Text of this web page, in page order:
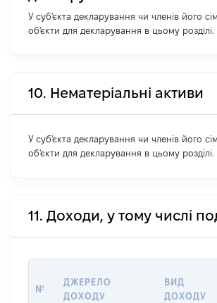
У суб'єкта декларування чи членів його
об'єкти для декларування в цьому розділі.
10. Нематеріальні активи
У суб'єкта декларування чи членів його
об'єкти для декларування в цьому розділі.
11. Доходи, у тому числі
№
ДЖЕРЕЛО
ДОХОДУ
ВИД
ДОХОДУ